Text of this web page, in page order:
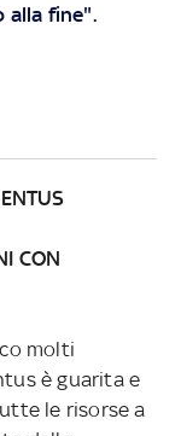
alla fine".
CON
molti
è guarita e
le risorse a